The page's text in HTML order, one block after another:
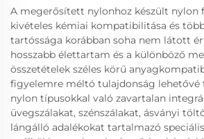
A megerősített nylonhoz készült nylon
kivételes kémiai kompatibilitása és
tartóssága korábban soha nem látott
hosszabb élettartam és a különböző
összetételek széles körű
figyelemre méltó tulajdonság lehetővé
nylon típusokkal való zavartalan
üvegszálakat, szénszálakat, ásványi
lángálló adalékokat tartalmazó